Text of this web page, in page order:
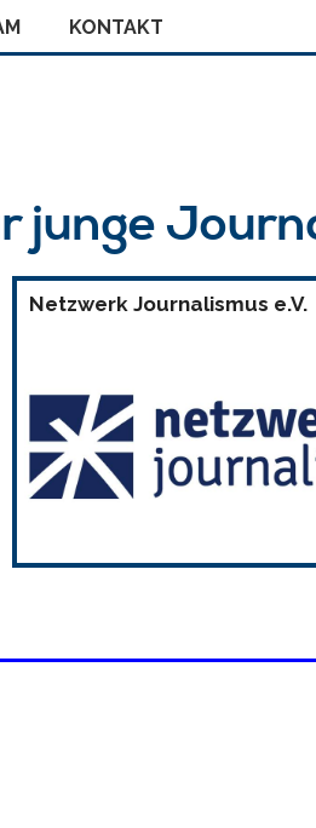
KONTAKT
junge
Netzwerk Journalismus e.V.